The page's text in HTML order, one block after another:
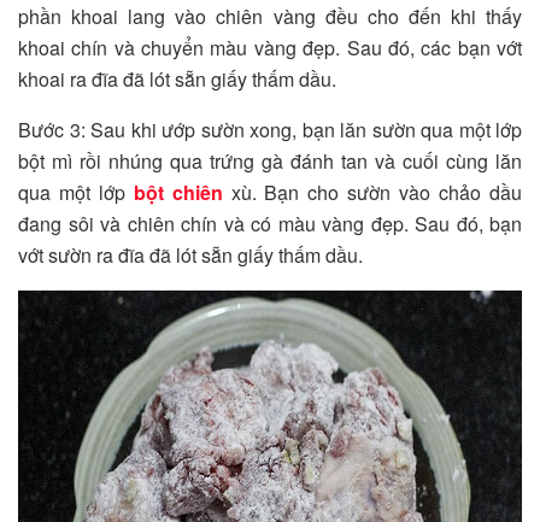
phần khoai lang vào chiên vàng đều cho đến khi thấy
khoai chín và chuyển màu vàng đẹp. Sau đó, các bạn vớt
khoai ra đĩa đã lót sẵn giấy thấm dầu.
Bước 3: Sau khi ướp sườn xong, bạn lăn sườn qua một lớp
bột mì rồi nhúng qua trứng gà đánh tan và cuối cùng lăn
qua một lớp bột chiên xù. Bạn cho sườn vào chảo dầu
đang sôi và chiên chín và có màu vàng đẹp. Sau đó, bạn
vớt sườn ra đĩa đã lót sẵn giấy thấm dầu.